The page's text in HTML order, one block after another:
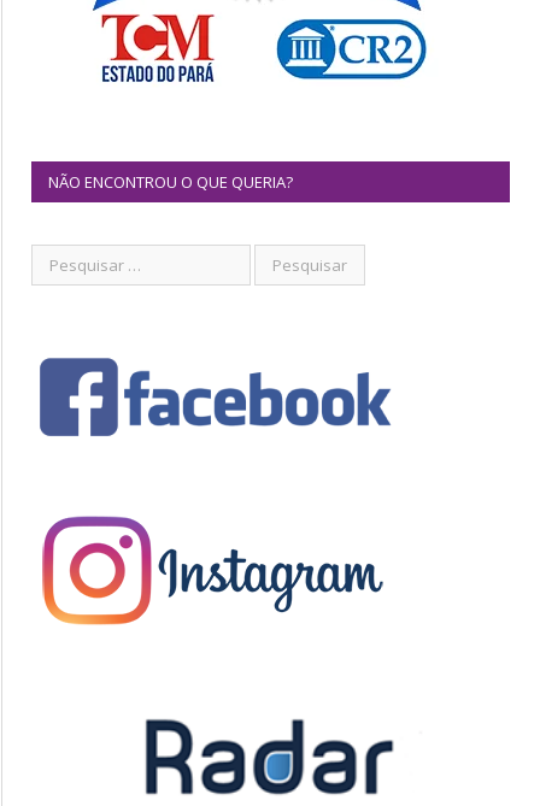
NÃO ENCONTROU O QUE QUERIA?